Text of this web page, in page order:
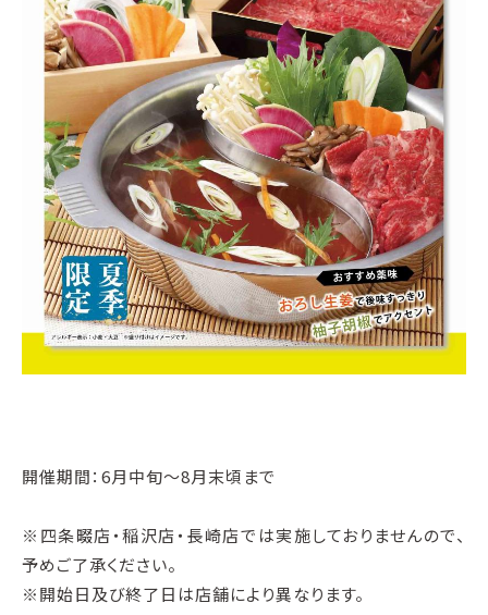
開催期間：6月中旬～8月末頃まで
※四条畷店・稲沢店・長崎店では実施しておりませんので、
予めご了承ください。
※開始日及び終了日は店舗により異なります。